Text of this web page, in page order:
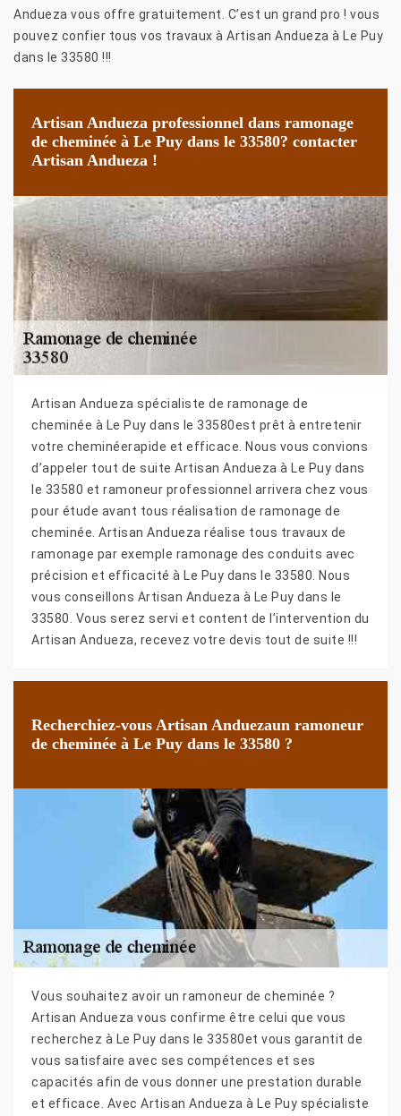
Andueza vous offre gratuitement. C’est un grand pro ! vous
pouvez confier tous vos travaux à Artisan Andueza à Le Puy
dans le 33580 !!!
Artisan Andueza professionnel dans ramonage
de cheminée à Le Puy dans le 33580? contacter
Artisan Andueza !
Artisan Andueza spécialiste de ramonage de
cheminée à Le Puy dans le 33580est prêt à entretenir
votre cheminéerapide et efficace. Nous vous convions
d’appeler tout de suite Artisan Andueza à Le Puy dans
le 33580 et ramoneur professionnel arrivera chez vous
pour étude avant tous réalisation de ramonage de
cheminée. Artisan Andueza réalise tous travaux de
ramonage par exemple ramonage des conduits avec
précision et efficacité à Le Puy dans le 33580. Nous
vous conseillons Artisan Andueza à Le Puy dans le
33580. Vous serez servi et content de l’intervention du
Artisan Andueza, recevez votre devis tout de suite !!!
Recherchiez-vous Artisan Anduezaun ramoneur
de cheminée à Le Puy dans le 33580 ?
Vous souhaitez avoir un ramoneur de cheminée ?
Artisan Andueza vous confirme être celui que vous
recherchez à Le Puy dans le 33580et vous garantit de
vous satisfaire avec ses compétences et ses
capacités afin de vous donner une prestation durable
et efficace. Avec Artisan Andueza à Le Puy spécialiste